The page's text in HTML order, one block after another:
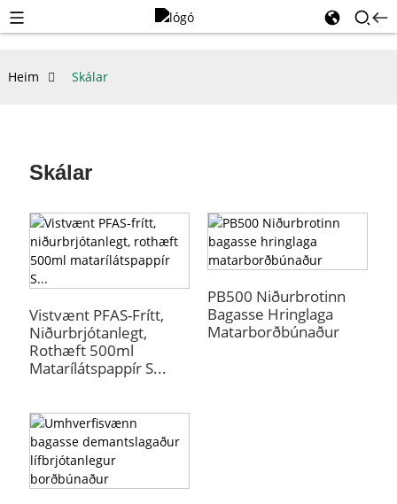
Heim Skálar
Skálar
Vistvænt PFAS-Frítt,
Niðurbrjótanlegt,
Rothæft 500ml
Matarílátspappír S...
PB500 Niðurbrotinn
Bagasse Hringlaga
Matarborðbúnaður